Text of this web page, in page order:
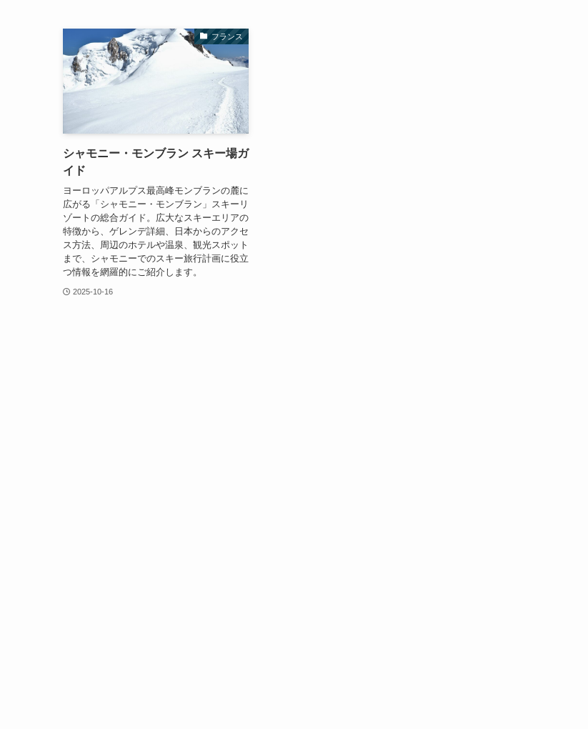
フランス
シャモニー・モンブラン スキー場ガ
イド
ヨーロッパアルプス最高峰モンブランの麓に
広がる「シャモニー・モンブラン」スキーリ
ゾートの総合ガイド。広大なスキーエリアの
特徴から、ゲレンデ詳細、日本からのアクセ
ス方法、周辺のホテルや温泉、観光スポット
まで、シャモニーでのスキー旅行計画に役立
つ情報を網羅的にご紹介します。
2025-10-16